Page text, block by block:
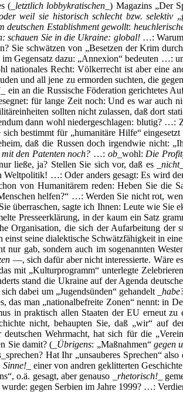
(_ letztlich lobbykratischen _) Magazins „Der
weil sie historisch schlecht bzw. selektiv
deutschen Establishment gewollt:
schauen Sie in die Ukraine: global! …: Warum
Sie schwätzen von „Besetzen der Krim
Gegensatz dazu: „Annexion“ bedeuten …:
nationales Recht: Völkerrecht ist aber eine
und all jene zu ermorden suchten, die
_ ein an die Russische Föderation gerichtetes
für lange Zeit noch: Und es war auch
sollten nicht zulassen, daß dort
dann wohl niedergeschlagen: blutig?
sich bestimmt für „humanitäre Hilfe“
daß die Russen doch irgendwie nicht:
den Patenten noch? …: ob_wohl: Die
ließe, ja? Stellen Sie sich vor, daß es _nicht
…: Oder anders gesagt: Es wird
von Humanitärem reden: Heben Sie die
helfen?“ …: Werden Sie nicht rot,
sagte ich Ihnen: Leute wie Sie
Presseerklärung, in der kaum ein Satz
Organisation, die sich der Aufarbeitung
seine dialektische Schwätzfähigkeit in
nur gab, sondern auch im sogenannten
—, sich dafür aber nicht interessierte. Wäre
mit „Kulturprogramm“ unterlegte
stand die Ukraine auf der Agenda
dabei um „Jugendsünden“ gehandelt _
das man „nationalbefreite Zonen“ nennt: in
in praktisch allen Staaten der EU erneut
nicht, behaupten Sie, daß „wir“ auf
Wehrmacht, hat sich für die
Sie damit? (_ Übrigens: „Maßnahmen“ gegen
_sprechen? Hat Ihr „unsauberes Sprechen“ also
Sinne!_ einer von andren geklitterten
o.ä. gesagt, aber genauso _ rhetorisch!_
gegen Serbien im Jahre 1999? …: